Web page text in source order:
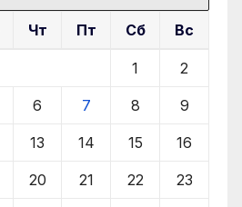
Чт Пт Сб Вс
1 2
6 7 8 9
13 14 15 16
20 21 22 23